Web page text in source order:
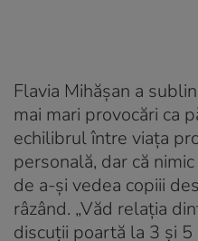
Flavia Mihășan a
mai mari provocări ca
echilibrul între viața
personală, dar că
de a-și vedea copiii
râzând. „Văd relația
discuții poartă la 3 și 5